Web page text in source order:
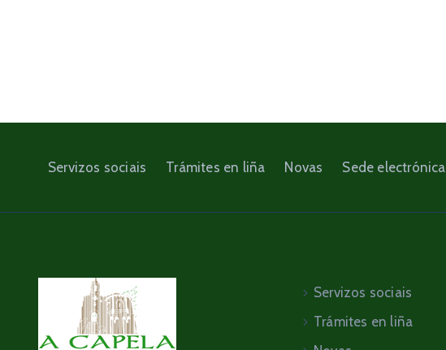
Servizos sociais Trámites en liña Novas Sede electrónica
Servizos sociais
Trámites en liña